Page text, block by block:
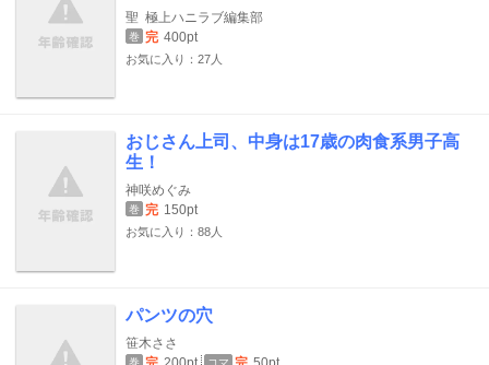
聖 極上ハニラブ編集部
巻 完 400pt
お気に入り：27人
おじさん上司、中身は17歳の肉食系男子高
生！
神咲めぐみ
巻 完 150pt
お気に入り：88人
パンツの穴
笹木ささ
巻 コマ